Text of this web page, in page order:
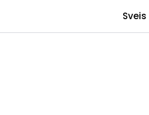
|
Sveis